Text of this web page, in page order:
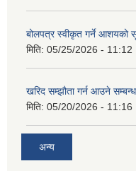
बोलपत्र स्वीकृत गर्ने आशयको
मिति: 05/25/2026 - 11:12
खरिद सम्झौता गर्न आउने
मिति: 05/20/2026 - 11:16
अन्य